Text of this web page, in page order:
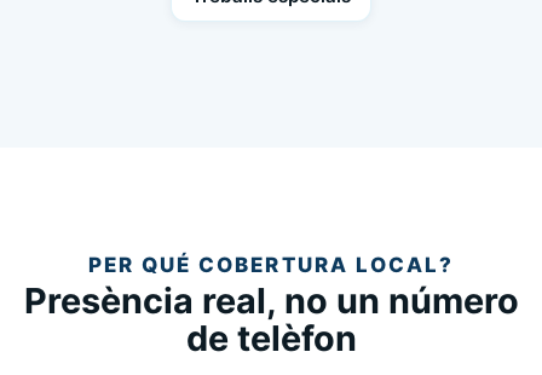
PER QUÉ COBERTURA LOCAL?
Presència real, no un número
de telèfon